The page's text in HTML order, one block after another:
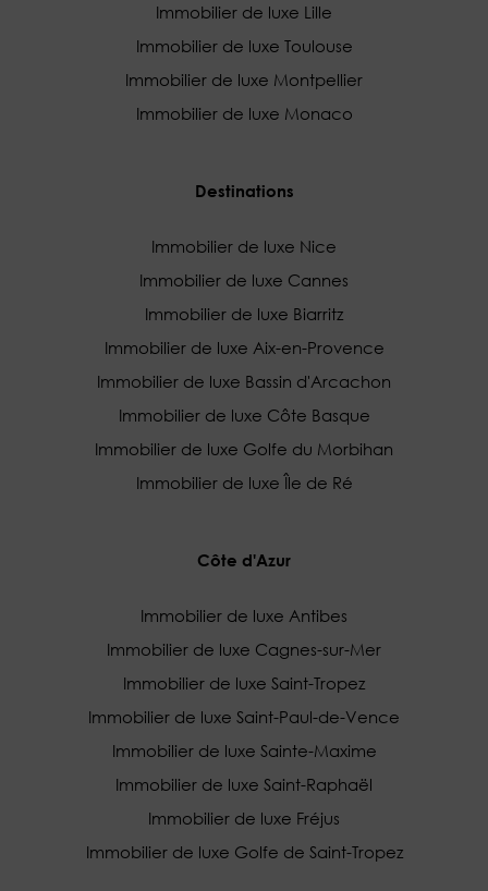
Immobilier de luxe Lille
Immobilier de luxe Toulouse
Immobilier de luxe Montpellier
Immobilier de luxe Monaco
Destinations
Immobilier de luxe Nice
Immobilier de luxe Cannes
Immobilier de luxe Biarritz
Immobilier de luxe Aix-en-Provence
Immobilier de luxe Bassin d'Arcachon
Immobilier de luxe Côte Basque
Immobilier de luxe Golfe du Morbihan
Immobilier de luxe Île de Ré
Côte d'Azur
Immobilier de luxe Antibes
Immobilier de luxe Cagnes-sur-Mer
Immobilier de luxe Saint-Tropez
Immobilier de luxe Saint-Paul-de-Vence
Immobilier de luxe Sainte-Maxime
Immobilier de luxe Saint-Raphaël
Immobilier de luxe Fréjus
Immobilier de luxe Golfe de Saint-Tropez